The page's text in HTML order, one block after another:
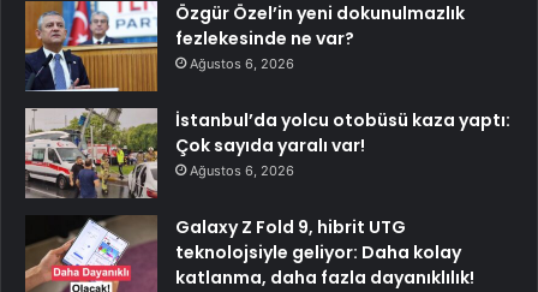
Özgür Özel’in yeni dokunulmazlık
fezlekesinde ne var?
Ağustos 6, 2026
İstanbul’da yolcu otobüsü kaza yaptı:
Çok sayıda yaralı var!
Ağustos 6, 2026
Galaxy Z Fold 9, hibrit UTG
teknolojsiyle geliyor: Daha kolay
katlanma, daha fazla dayanıklılık!